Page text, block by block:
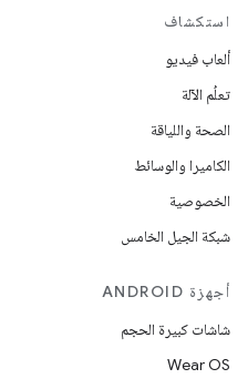
استكشاف
ألعاب فيديو
تعلُم الآلة
الصحة واللياقة
الكاميرا والوسائط
الخصوصية
شبكة الجيل الخامس
أجهزة ANDROID
شاشات كبيرة الحجم
Wear OS